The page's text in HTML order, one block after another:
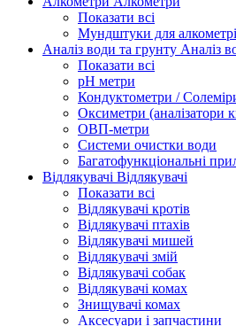
Показати всі
Мундштуки для
Аналіз води та грунту Аналіз
Показати всі
рН метри
Кондуктометри /
Оксиметри (аналізатори
ОВП-метри
Системи очистки води
Багатофункціональні
Відлякувачі Відлякувачі
Показати всі
Відлякувачі кротів
Відлякувачі птахів
Відлякувачі мишей
Відлякувачі змій
Відлякувачі собак
Відлякувачі комах
Знищувачі комах
Аксесуари і запчастини